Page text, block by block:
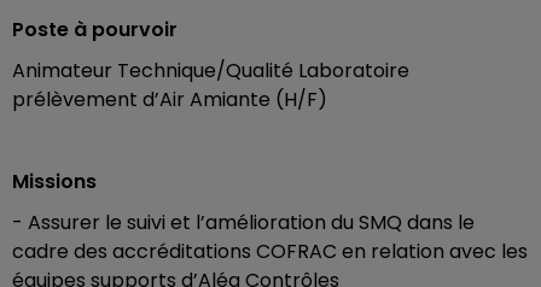
Poste à pourvoir
Animateur Technique/Qualité Laboratoire
prélèvement d’Air Amiante (H/F)
Missions
- Assurer le suivi et l’amélioration du SMQ dans le
cadre des accréditations COFRAC en relation avec les
équipes supports d’Aléa Contrôles